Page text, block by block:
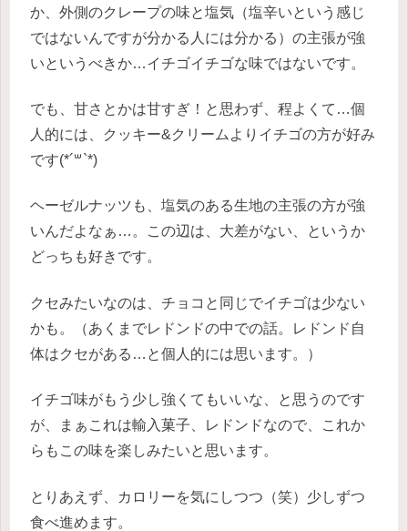
か、外側のクレープの味と塩気（塩辛いという感じ
ではないんですが分かる人には分かる）の主張が強
いというべきか…イチゴイチゴな味ではないです。
でも、甘さとかは甘すぎ！と思わず、程よくて…個
人的には、クッキー&クリームよりイチゴの方が好み
です(*´꒳`*)
ヘーゼルナッツも、塩気のある生地の主張の方が強
いんだよなぁ…。この辺は、大差がない、というか
どっちも好きです。
クセみたいなのは、チョコと同じでイチゴは少ない
かも。（あくまでレドンドの中での話。レドンド自
体はクセがある…と個人的には思います。）
イチゴ味がもう少し強くてもいいな、と思うのです
が、まぁこれは輸入菓子、レドンドなので、これか
らもこの味を楽しみたいと思います。
とりあえず、カロリーを気にしつつ（笑）少しずつ
食べ進めます。